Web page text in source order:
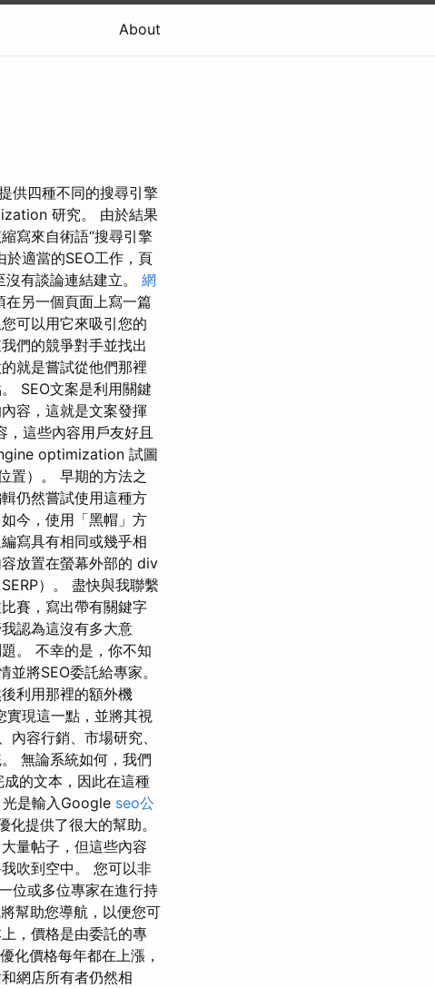
About
供四種不同的搜尋引擎
研究。 由於結果
寫來自術語“搜尋引擎
於適當的SEO工作，頁
有談論連結建立。 網
另一個頁面上寫一篇
可以用它來吸引您的
們的競爭對手並找出
就是嘗試從他們那裡
SEO文案是利用關鍵
容，這就是文案發揮
這些內容用戶友好且
optimization 試圖
置）。 早期的方法之
仍然嘗試使用這種方
今，使用「黑帽」方
寫具有相同或幾乎相
放置在螢幕外部的 div
）。 盡快與我聯繫
賽，寫出帶有關鍵字
認為這沒有多大意
。 不幸的是，你不知
將SEO委託給專家。
利用那裡的額外機
現這一點，並將其視
容行銷、市場研究、
無論系統如何，我們
的文本，因此在這種
是輸入Google seo公
提供了很大的幫助。
量帖子，但這些內容
吹到空中。 您可以非
位或多位專家在進行持
幫助您導航，以便您可
，價格是由委託的專
化價格每年都在上漲，
網店所有者仍然相